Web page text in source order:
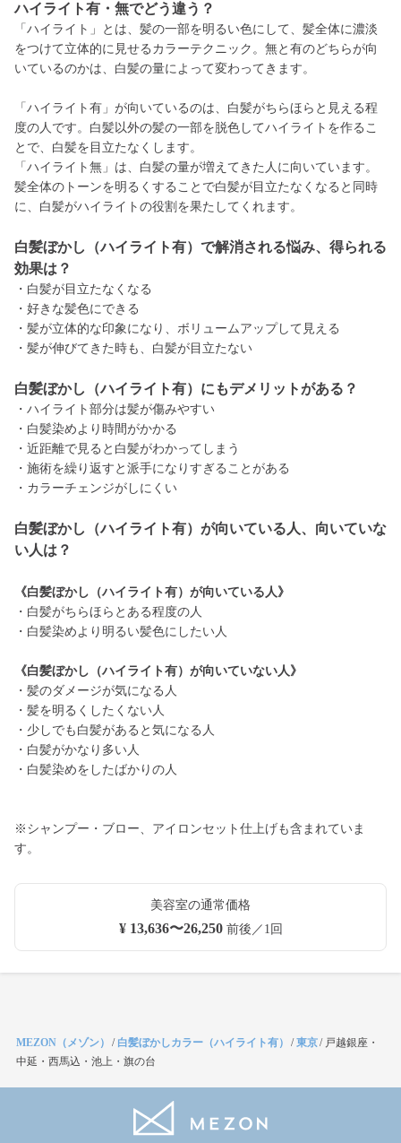
ハイライト有・無でどう違う？
「ハイライト」とは、髪の一部を明るい色にして、髪全体に濃淡
をつけて立体的に見せるカラーテクニック。無と有のどちらが向
いているのかは、白髪の量によって変わってきます。
「ハイライト有」が向いているのは、白髪がちらほらと見える程
度の人です。白髪以外の髪の一部を脱色してハイライトを作るこ
とで、白髪を目立たなくします。
「ハイライト無」は、白髪の量が増えてきた人に向いています。
髪全体のトーンを明るくすることで白髪が目立たなくなると同時
に、白髪がハイライトの役割を果たしてくれます。
白髪ぼかし（ハイライト有）で解消される悩み、得られる
効果は？
・白髪が目立たなくなる
・好きな髪色にできる
・髪が立体的な印象になり、ボリュームアップして見える
・髪が伸びてきた時も、白髪が目立たない
白髪ぼかし（ハイライト有）にもデメリットがある？
・ハイライト部分は髪が傷みやすい
・白髪染めより時間がかかる
・近距離で見ると白髪がわかってしまう
・施術を繰り返すと派手になりすぎることがある
・カラーチェンジがしにくい
白髪ぼかし（ハイライト有）が向いている人、向いていな
い人は？
《白髪ぼかし（ハイライト有）が向いている人》
・白髪がちらほらとある程度の人
・白髪染めより明るい髪色にしたい人
《白髪ぼかし（ハイライト有）が向いていない人》
・髪のダメージが気になる人
・髪を明るくしたくない人
・少しでも白髪があると気になる人
・白髪がかなり多い人
・白髪染めをしたばかりの人
※シャンプー・ブロー、アイロンセット仕上げも含まれていま
す。
美容室の通常価格
¥ 13,636〜26,250前後／1回
MEZON（メゾン） / 白髪ぼかしカラー（ハイライト有） /東京/ 戸越銀座・
中延・西馬込・池上・旗の台